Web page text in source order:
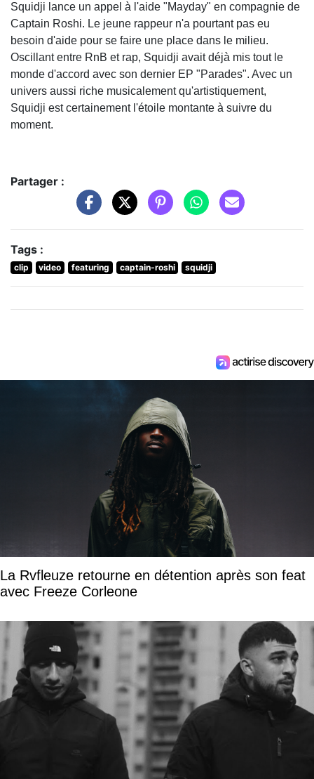
Squidji lance un appel à l'aide "Mayday" en compagnie de
Captain Roshi. Le jeune rappeur n'a pourtant pas eu
besoin d'aide pour se faire une place dans le milieu.
Oscillant entre RnB et rap, Squidji avait déjà mis tout le
monde d'accord avec son dernier EP "Parades". Avec un
univers aussi riche musicalement qu'artistiquement,
Squidji est certainement l'étoile montante à suivre du
moment.
Partager :
Tags :
clip video featuring captain-roshi squidji
La Rvfleuze retourne en détention après son feat
avec Freeze Corleone